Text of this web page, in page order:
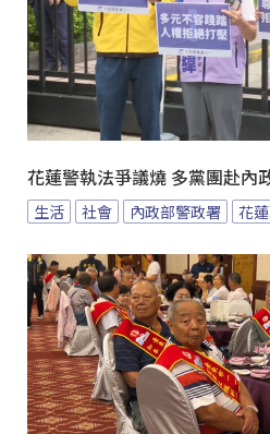
花蓮警執法爭議燒 多黨團赴內
生活 社會 內政部警政署 花